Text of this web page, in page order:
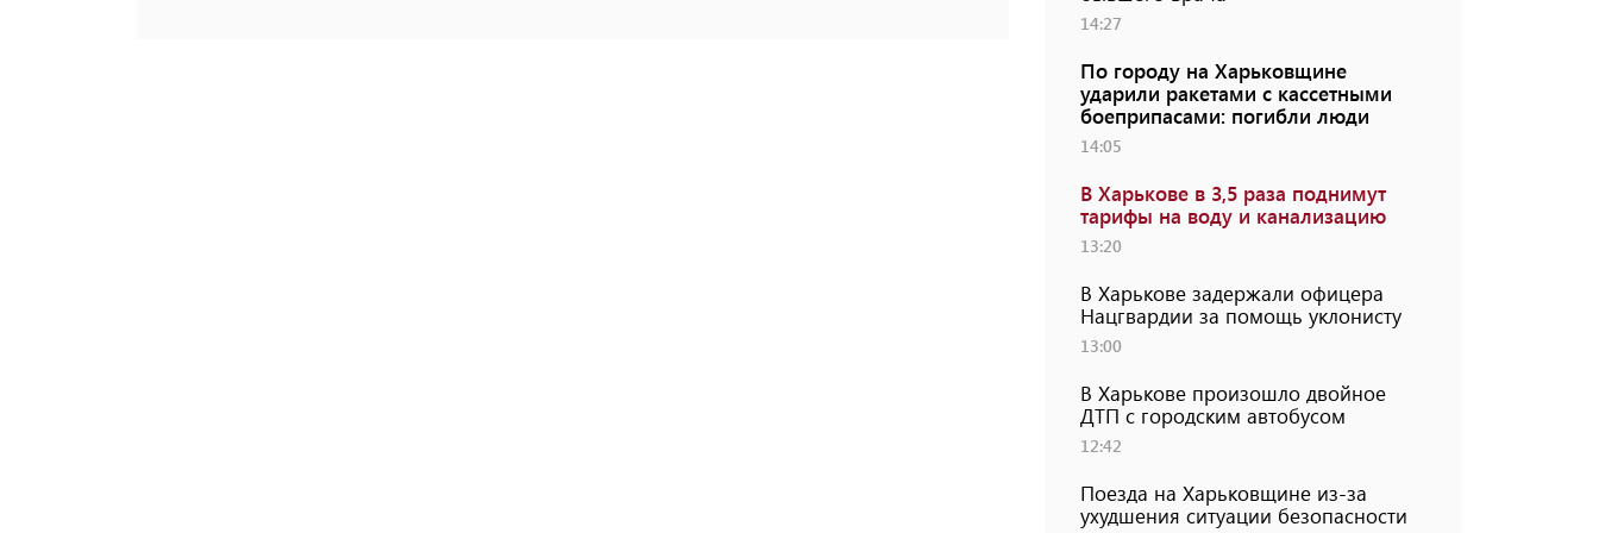
14:27
По городу на Харьковщине
ударили ракетами с кассетными
боеприпасами: погибли люди
14:05
В Харькове в 3,5 раза поднимут
тарифы на воду и канализацию
13:20
В Харькове задержали офицера
Нацгвардии за помощь уклонисту
13:00
В Харькове произошло двойное
ДТП с городским автобусом
12:42
Поезда на Харьковщине из-за
ухудшения ситуации безопасности